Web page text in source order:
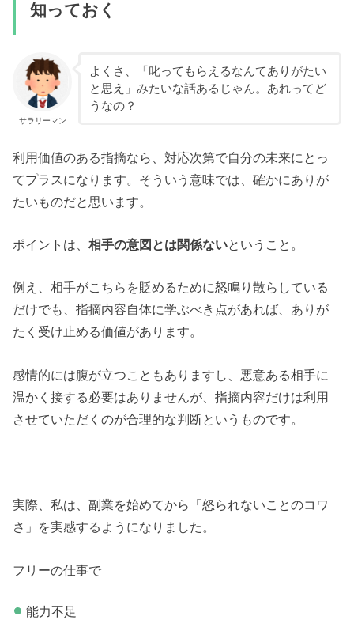
知っておく
サラリーマン
よくさ、「叱ってもらえるなんてありがたい
と思え」みたいな話あるじゃん。あれってど
うなの？
利用価値のある指摘なら、対応次第で自分の未来にとっ
てプラスになります。そういう意味では、確かにありが
たいものだと思います。
ポイントは、相手の意図とは関係ないということ。
例え、相手がこちらを貶めるために怒鳴り散らしている
だけでも、指摘内容自体に学ぶべき点があれば、ありが
たく受け止める価値があります。
感情的には腹が立つこともありますし、悪意ある相手に
温かく接する必要はありませんが、指摘内容だけは利用
させていただくのが合理的な判断というものです。
実際、私は、副業を始めてから「怒られないことのコワ
さ」を実感するようになりました。
フリーの仕事で
能力不足